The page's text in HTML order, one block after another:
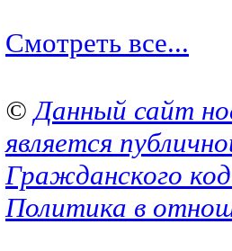
Смотреть все...
© Данный сайт
является
Гражданского
Политика в